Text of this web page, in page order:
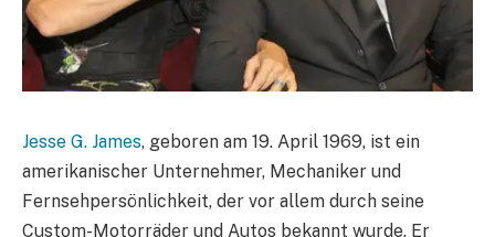
Jesse G. James, geboren am 19. April 1969, ist ein
amerikanischer Unternehmer, Mechaniker und
Fernsehpersönlichkeit, der vor allem durch seine
Custom-Motorräder und Autos bekannt wurde. Er